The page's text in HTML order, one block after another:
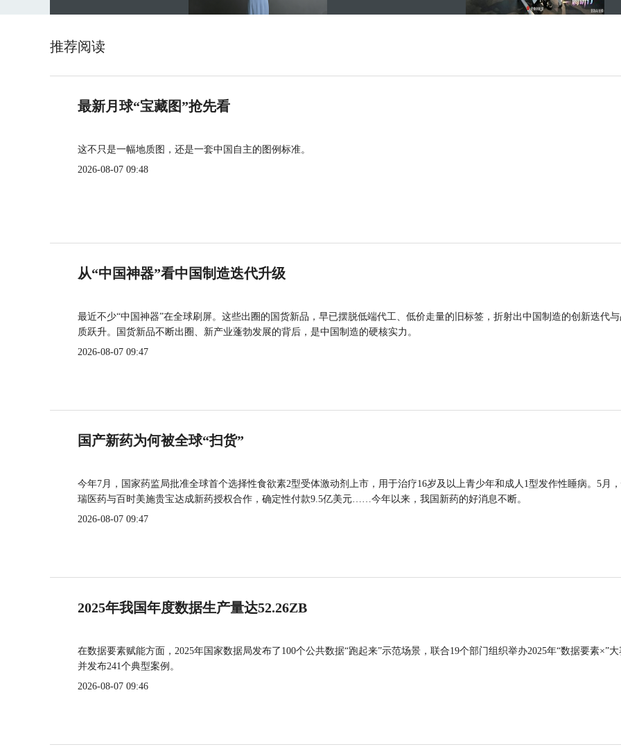
推荐阅读
最新月球“宝藏图”抢先看
这不只是一幅地质图，还是一套中国自主的图例标准。
2026-08-07 09:48
从“中国神器”看中国制造迭代升级
最近不少“中国神器”在全球刷屏。这些出圈的国货新品，早已摆脱低端代工、低价走量的旧标签，折射出中国制造的创新迭代
质跃升。国货新品不断出圈、新产业蓬勃发展的背后，是中国制造的硬核实力。
2026-08-07 09:47
国产新药为何被全球“扫货”
今年7月，国家药监局批准全球首个选择性食欲素2型受体激动剂上市，用于治疗16岁及以上青少年和成人1型发作性睡病。5月
瑞医药与百时美施贵宝达成新药授权合作，确定性付款9.5亿美元……今年以来，我国新药的好消息不断。
2026-08-07 09:47
2025年我国年度数据生产量达52.26ZB
在数据要素赋能方面，2025年国家数据局发布了100个公共数据“跑起来”示范场景，联合19个部门组织举办2025年“数据要素×”大
并发布241个典型案例。
2026-08-07 09:46